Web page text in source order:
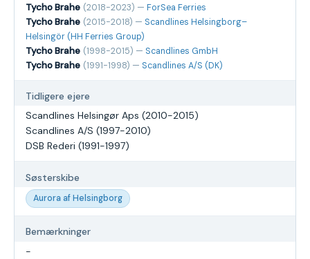
Tycho Brahe (2018-2023) — ForSea Ferries
Tycho Brahe (2015-2018) — Scandlines Helsingborg–
Helsingör (HH Ferries Group)
Tycho Brahe (1998-2015) — Scandlines GmbH
Tycho Brahe (1991-1998) — Scandlines A/S (DK)
Tidligere ejere
Scandlines Helsingør Aps (2010-2015)
Scandlines A/S (1997-2010)
DSB Rederi (1991-1997)
Søsterskibe
Aurora af Helsingborg
Bemærkninger
-